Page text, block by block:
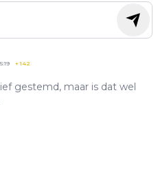
+142
gestemd, maar is dat wel